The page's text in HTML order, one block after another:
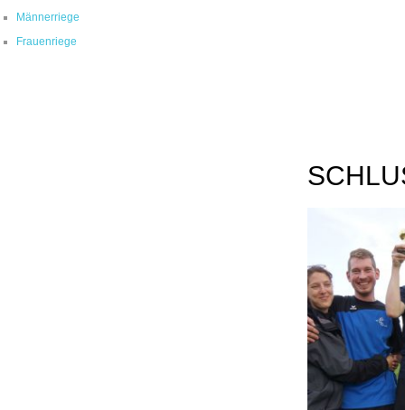
Männerriege
Frauenriege